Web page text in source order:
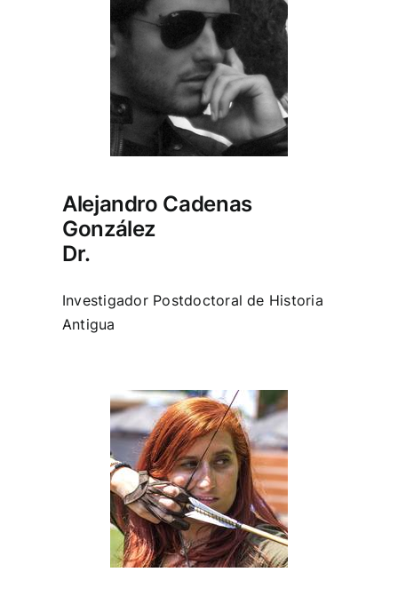
Alejandro Cadenas
González
Dr.
Investigador Postdoctoral de Historia
Antigua